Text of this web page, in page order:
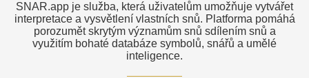
SNAR.app je služba, která uživatelům umožňuje vytvářet
interpretace a vysvětlení vlastních snů. Platforma pomáhá
porozumět skrytým významům snů sdílením snů a
využitím bohaté databáze symbolů, snářů a umělé
inteligence.